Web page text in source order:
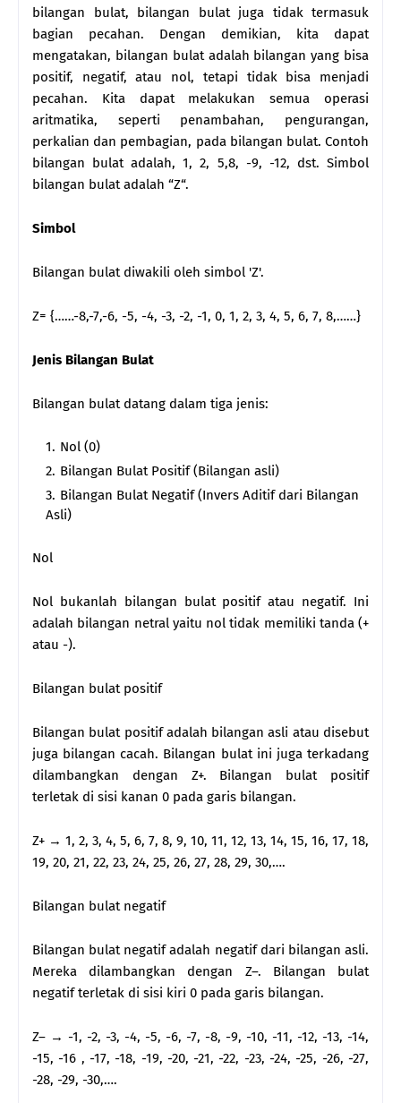
bilangan bulat, bilangan bulat juga tidak termasuk
bagian pecahan. Dengan demikian, kita dapat
mengatakan, bilangan bulat adalah bilangan yang bisa
positif, negatif, atau nol, tetapi tidak bisa menjadi
pecahan. Kita dapat melakukan semua operasi
aritmatika, seperti penambahan, pengurangan,
perkalian dan pembagian, pada bilangan bulat. Contoh
bilangan bulat adalah, 1, 2, 5,8, -9, -12, dst. Simbol
bilangan bulat adalah “Z“.
Simbol
Bilangan bulat diwakili oleh simbol 'Z'.
Z= {……-8,-7,-6, -5, -4, -3, -2, -1, 0, 1, 2, 3, 4, 5, 6, 7, 8,……}
Jenis Bilangan Bulat
Bilangan bulat datang dalam tiga jenis:
Nol (0)
Bilangan Bulat Positif (Bilangan asli)
Bilangan Bulat Negatif (Invers Aditif dari Bilangan
Asli)
Nol
Nol bukanlah bilangan bulat positif atau negatif. Ini
adalah bilangan netral yaitu nol tidak memiliki tanda (+
atau -).
Bilangan bulat positif
Bilangan bulat positif adalah bilangan asli atau disebut
juga bilangan cacah. Bilangan bulat ini juga terkadang
dilambangkan dengan Z+. Bilangan bulat positif
terletak di sisi kanan 0 pada garis bilangan.
Z+ → 1, 2, 3, 4, 5, 6, 7, 8, 9, 10, 11, 12, 13, 14, 15, 16, 17, 18,
19, 20, 21, 22, 23, 24, 25, 26, 27, 28, 29, 30,….
Bilangan bulat negatif
Bilangan bulat negatif adalah negatif dari bilangan asli.
Mereka dilambangkan dengan Z–. Bilangan bulat
negatif terletak di sisi kiri 0 pada garis bilangan.
Z– → -1, -2, -3, -4, -5, -6, -7, -8, -9, -10, -11, -12, -13, -14,
-15, -16 , -17, -18, -19, -20, -21, -22, -23, -24, -25, -26, -27,
-28, -29, -30,….